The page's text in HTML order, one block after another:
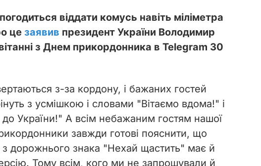
віддати комусь навіть міліметра
це заявив президент України Володимир
з Днем прикордонника в Telegram 30
з-за кордону, і бажаних гостей
з усмішкою і словами "Вітаємо вдома!" і
України!" А всім небажаним гостям нашої
завжди готові пояснити, що
дорожнього знака "Нехай щастить" має й
Тому всім, кого ми не запрошували й